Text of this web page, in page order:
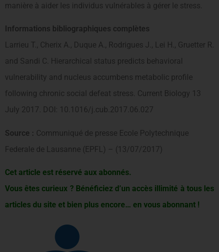
manière à aider les individus vulnérables à gérer le stress.
Informations bibliographiques complètes
Larrieu T., Cherix A., Duque A., Rodrigues J., Lei H., Gruetter R.
and Sandi C. Hierarchical status predicts behavioral
vulnerability and nucleus accumbens metabolic profile
following chronic social defeat stress. Current Biology 13
July 2017. DOI: 10.1016/j.cub.2017.06.027
Source : Communiqué de presse Ecole Polytechnique
Federale de Lausanne (EPFL) – (13/07/2017)
Cet article est réservé aux abonnés.
Vous êtes curieux ? Bénéficiez d’un accès illimité à tous les
articles du site et bien plus encore… en vous abonnant !